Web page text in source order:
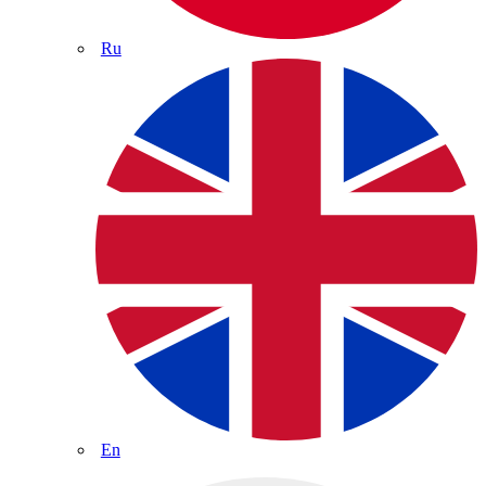
Ru
En